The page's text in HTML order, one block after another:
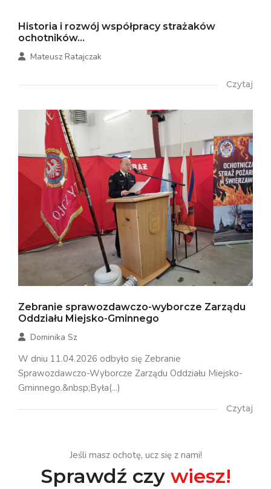
Historia i rozwój współpracy strażaków
ochotników...
Mateusz Ratajczak
Czytaj
Zebranie sprawozdawczo-wyborcze Zarządu
Oddziału Miejsko-Gminnego
Dominika Sz
W dniu 11.04.2026 odbyło się Zebranie
Sprawozdawczo-Wyborcze Zarządu Oddziału Miejsko-
Gminnego.&nbsp;Była(...)
Czytaj
Jeśli masz ochotę, ucz się z nami!
Sprawdź czy wiesz!